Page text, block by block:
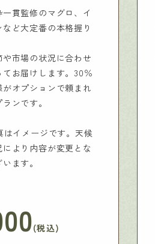
貫監修のマグロ、イ
ど大定番の本格握り
や市場の状況に合わせ
お届けします。30％
オプションで頼まれ
ンです。
イメージです。天候
より内容が変更とな
ます。
(税込)